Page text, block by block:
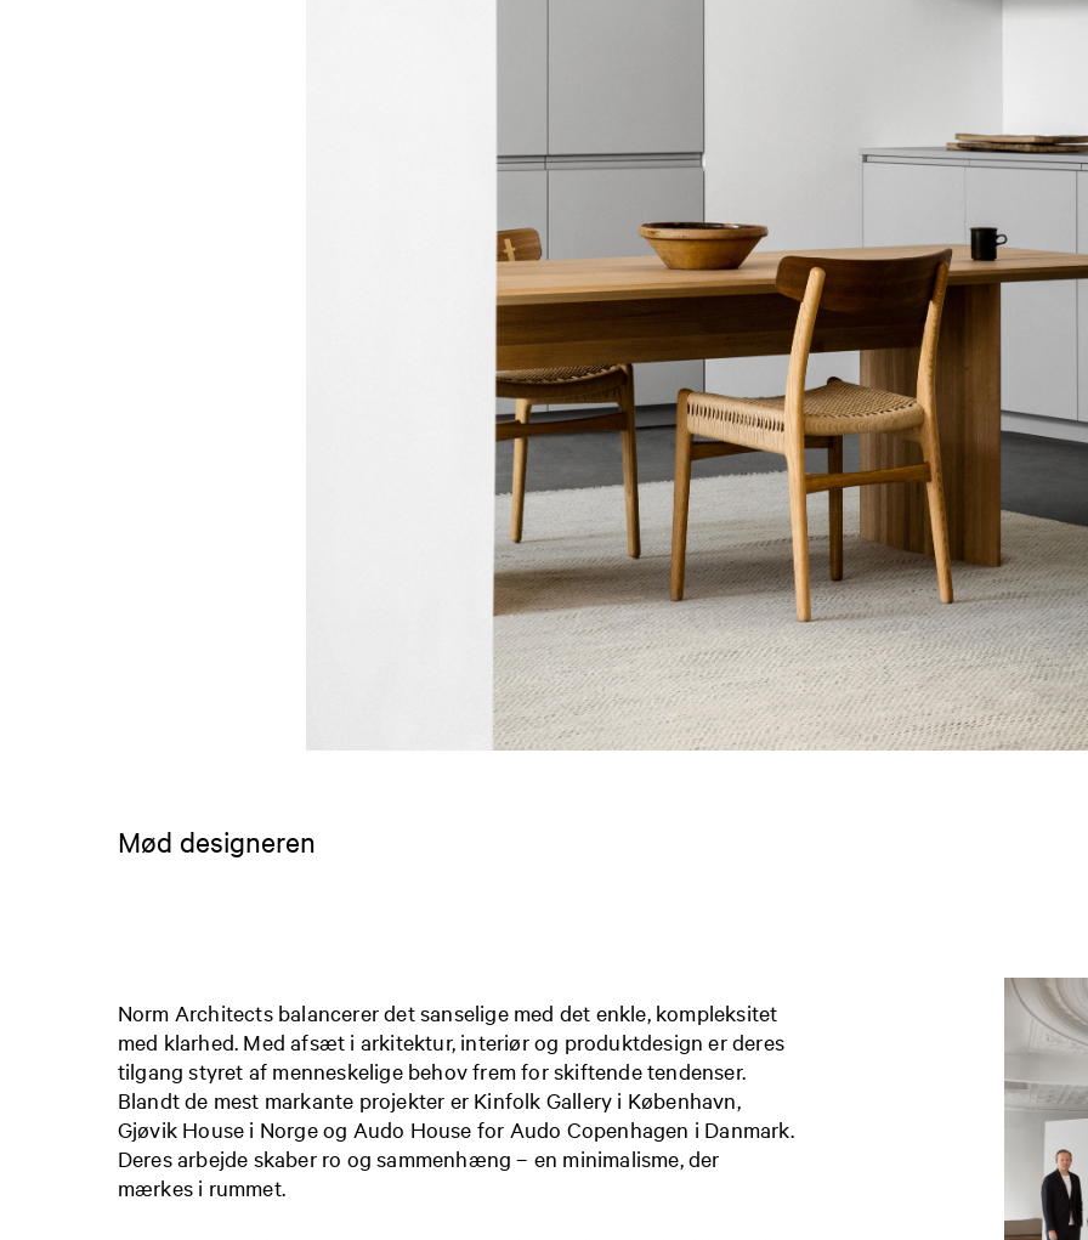
Mød designeren
Norm Architects balancerer det sanselige med det enkle, kompleksitet
med klarhed. Med afsæt i arkitektur, interiør og produktdesign er deres
tilgang styret af menneskelige behov frem for skiftende tendenser.
Blandt de mest markante projekter er Kinfolk Gallery i København,
Gjøvik House i Norge og Audo House for Audo Copenhagen i Danmark.
Deres arbejde skaber ro og sammenhæng – en minimalisme, der
mærkes i rummet.